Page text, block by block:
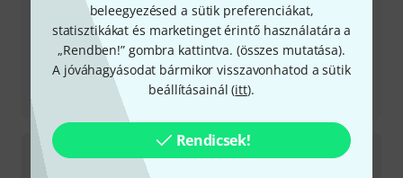
beleegyezésed a sütik preferenciákat,
statisztikákat és marketinget érintő használatára a
„Rendben!” gombra kattintva. (összes mutatása).
A jóváhagyásodat bármikor visszavonhatod a sütik
beállításainál (itt).
Rendicsek!
Tesztbeszámoló
10" UV1 Coated Tom